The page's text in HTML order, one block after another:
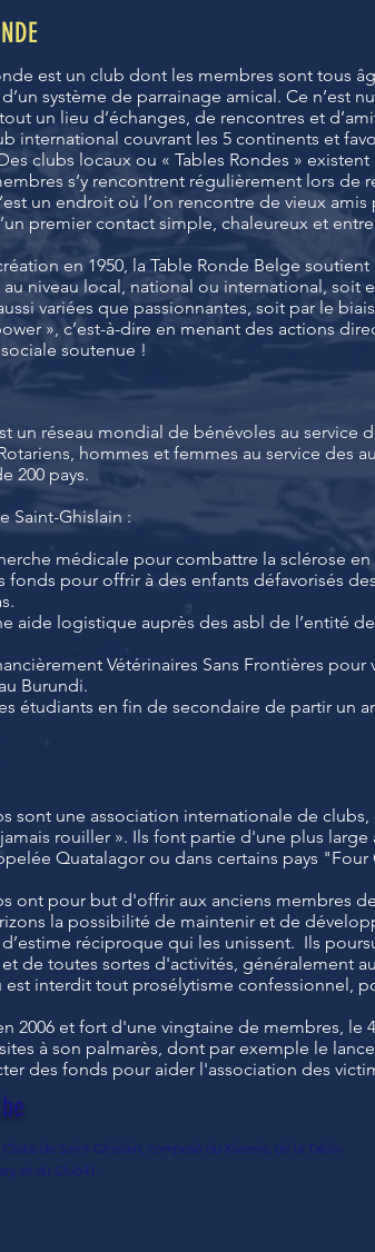
est un club dont les membres sont tous
système de parrainage amical. Ce n’est
un lieu d’échanges, de rencontres et
international couvrant les 5 continents et
clubs locaux ou « Tables Rondes »
s’y rencontrent régulièrement lors de
un endroit où l’on rencontre de vieux
premier contact simple, chaleureux et
en 1950, la Table Ronde Belge
niveau local, national ou international, soit
variées que passionnantes, soit par le
», c’est-à-dire en menant des actions
soutenue !
un réseau mondial de bénévoles au service
hommes et femmes au service des
200 pays.
Saint-Ghislain :
médicale pour combattre la sclérose en
fonds pour offrir à des enfants défavorisés
aide logistique auprès des asbl de l’entité
Vétérinaires Sans Frontières
Burundi.
étudiants en fin de secondaire de partir un
sont une association internationale de
rouiller ». Ils font partie d'une plus
Quatalagor ou dans certains pays "Four
ont pour but d'offrir aux anciens membres
la possibilité de maintenir et de
réciproque qui les unissent. Ils
de toutes sortes d'activités, généralement
est interdit tout prosélytisme confessionnel,
2006 et fort d'une vingtaine de membres, le
à son palmarès, dont par exemple le
des fonds pour aider l'association des
de Saint-Ghislain, composé du Kiwanis, de la Table-
et du Club41.